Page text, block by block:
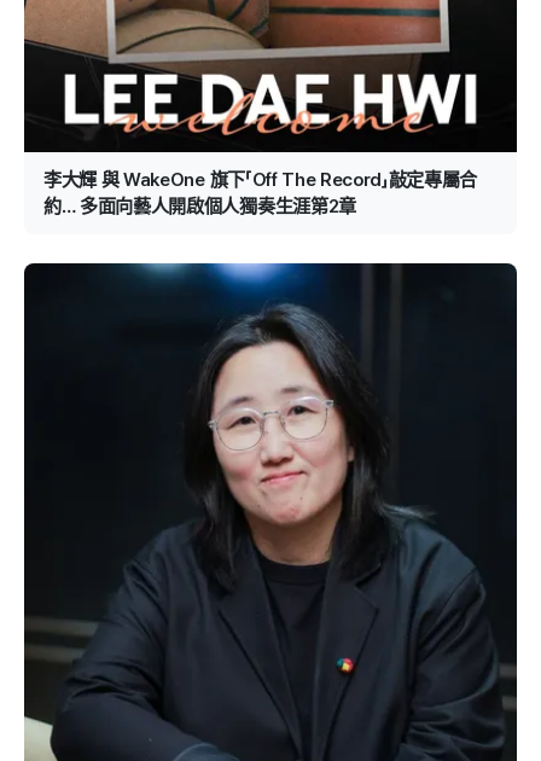
李大輝 與 WakeOne 旗下「Off The Record」敲定專屬合
約… 多面向藝人開啟個人獨奏生涯第2章